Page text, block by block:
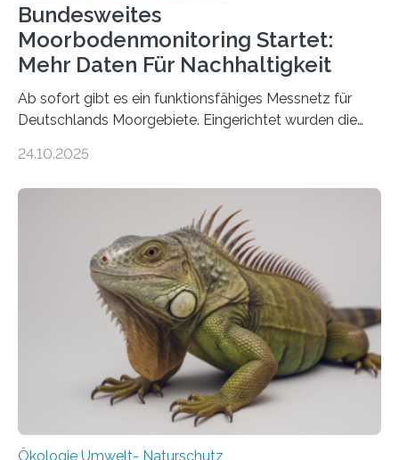
Bundesweites
Moorbodenmonitoring Startet:
Mehr Daten Für Nachhaltigkeit
Ab sofort gibt es ein funktionsfähiges Messnetz für
Deutschlands Moorgebiete. Eingerichtet wurden die
vergangenen fünf Jahren von Wissenschaftlerinnen
heutigen Donnerstag übergeben sie ihren Bericht zur
Aufbauphase an den Auftraggeber, das
Bundesministerium für Landwirtschaft, Ernährung und
Heimat. Braunschweig/Eberswalde (23. Oktober 2025).
Ein Netz aus 155 Messstationen spannt sich neuerdings
über Deutschlands Moorböden. Eingerichtet wurden sie
in den vergangenen fünf Jahren von
Wissenschaftlerinnen und Wissenschaftlern des
Thünen-Instituts für Agrarklimaschutz…
24.10.2025
Ökologie Umwelt- Naturschutz